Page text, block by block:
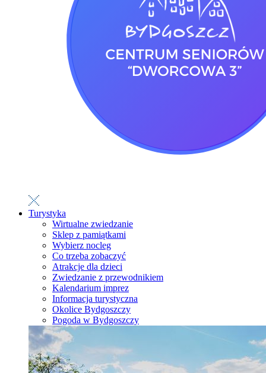
Turystyka
Wirtualne zwiedzanie
Sklep z pamiątkami
Wybierz nocleg
Co trzeba zobaczyć
Atrakcje dla dzieci
Zwiedzanie z przewodnikiem
Kalendarium imprez
Informacja turystyczna
Okolice Bydgoszczy
Pogoda w Bydgoszczy